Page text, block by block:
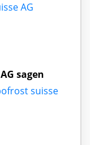
AG
sagen
suisse